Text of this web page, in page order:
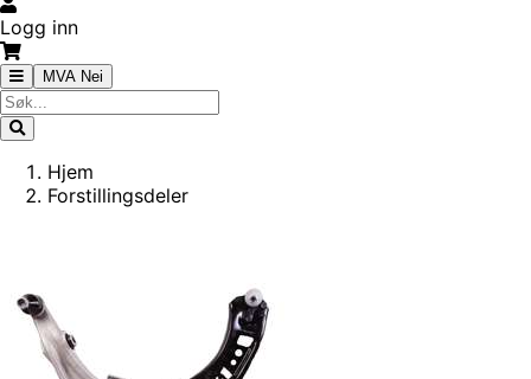
Logg inn
MVA Nei
Hjem
Forstillingsdeler